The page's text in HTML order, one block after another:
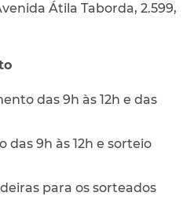
Átila Taborda, 2.599,
das 9h às 12h e das
das 9h às 12h e sorteio
para os sorteados